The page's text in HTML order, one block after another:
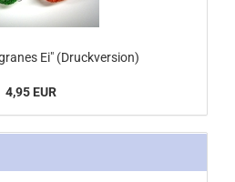
Ei" (Druckversion)
4,95 EUR